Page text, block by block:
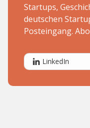
Startups,
deutschen
Posteingang.
LinkedIn